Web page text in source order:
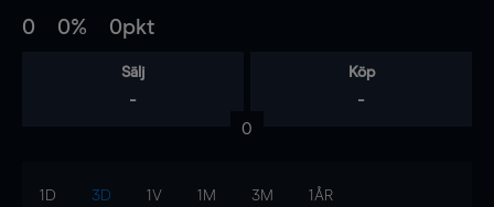
0 0% 0pkt
Sälj
-
Köp
-
0
1D 3D 1V 1M 3M 1ÅR